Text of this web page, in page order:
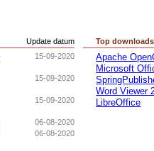
Update datum
15-09-2020
15-09-2020
15-09-2020
06-08-2020
06-08-2020
Top downloads
Apache
Microsoft
Word Viewer
LibreOffice